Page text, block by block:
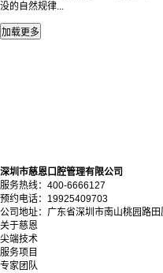
没的自然规律...
深圳市慈恩口腔管理有限公司
服务热线：400-6666127
预约电话：19925409703
公司地址：广东省深圳市南山桃园路
关于慈恩
尖端技术
服务项目
专家团队